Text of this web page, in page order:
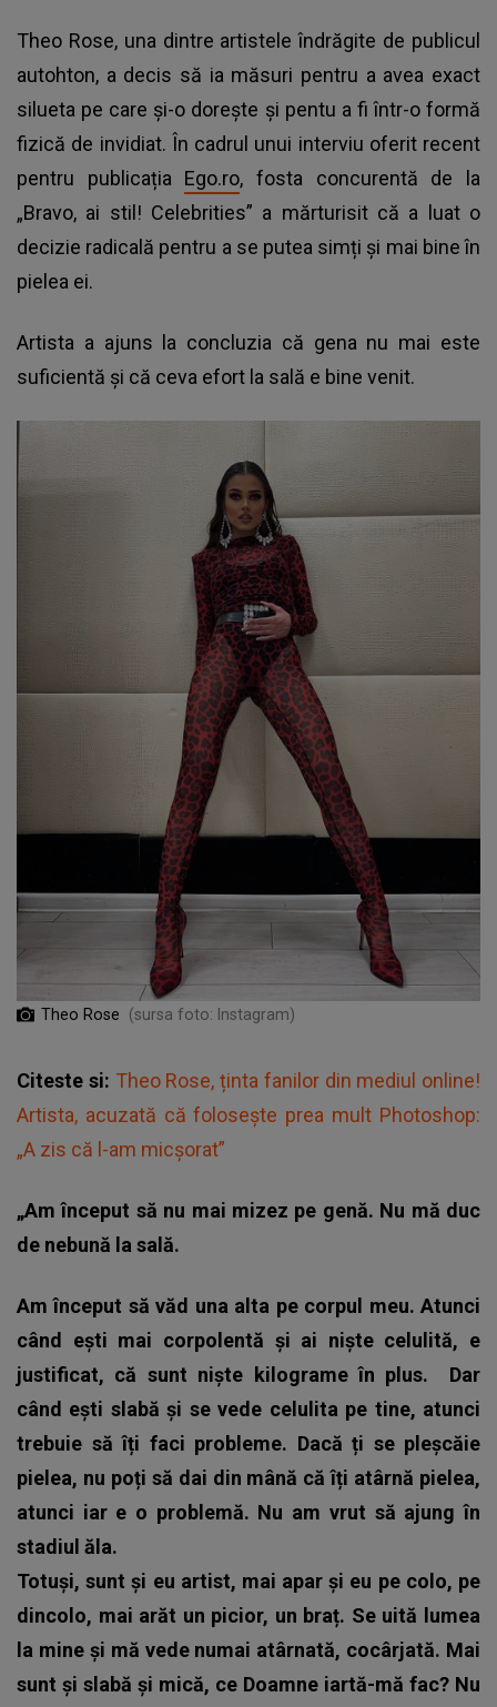
Theo Rose, una dintre artistele îndrăgite de publicul
autohton, a decis să ia măsuri pentru a avea exact
silueta pe care și-o dorește și pentu a fi într-o formă
fizică de invidiat. În cadrul unui interviu oferit recent
pentru publicația Ego.ro, fosta concurentă de la
„Bravo, ai stil! Celebrities” a mărturisit că a luat o
decizie radicală pentru a se putea simți și mai bine în
pielea ei.
Artista a ajuns la concluzia că gena nu mai este
suficientă și că ceva efort la sală e bine venit.
Theo Rose (sursa foto: Instagram)
Citeste si: Theo Rose, ținta fanilor din mediul online!
Artista, acuzată că folosește prea mult Photoshop:
„A zis că l-am micșorat”
„Am început să nu mai mizez pe genă. Nu mă duc
de nebună la sală.
Am început să văd una alta pe corpul meu. Atunci
când ești mai corpolentă și ai niște celulită, e
justificat, că sunt niște kilograme în plus. Dar
când ești slabă și se vede celulita pe tine, atunci
trebuie să îți faci probleme. Dacă ți se pleșcăie
pielea, nu poți să dai din mână că îți atârnă pielea,
atunci iar e o problemă. Nu am vrut să ajung în
stadiul ăla.
Totuși, sunt și eu artist, mai apar și eu pe colo, pe
dincolo, mai arăt un picior, un braț. Se uită lumea
la mine și mă vede numai atârnată, cocârjată. Mai
sunt și slabă și mică, ce Doamne iartă-mă fac? Nu